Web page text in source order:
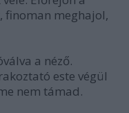
finoman meghajol,
a néző.
este végül
nem támad.